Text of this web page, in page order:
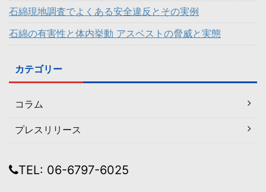
石綿現地調査でよくある安全違反とその実例
石綿の有害性と体内挙動 アスベストの脅威と実態
カテゴリー
コラム
プレスリリース
TEL: 06-6797-6025